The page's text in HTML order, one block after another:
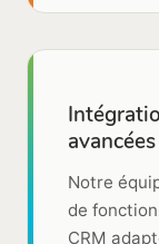
avancées
Notre
de
CRM